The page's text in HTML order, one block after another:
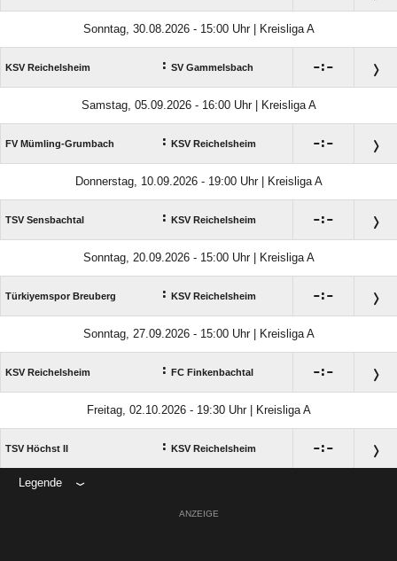
Sonntag, 30.08.2026 - 15:00 Uhr | Kreisliga A
KSV Reichelsheim : SV Gammelsbach :
Samstag, 05.09.2026 - 16:00 Uhr | Kreisliga A
FV Mümling-Grumbach : KSV Reichelsheim :
Donnerstag, 10.09.2026 - 19:00 Uhr | Kreisliga A
TSV Sensbachtal : KSV Reichelsheim :
Sonntag, 20.09.2026 - 15:00 Uhr | Kreisliga A
Türkiyemspor Breuberg : KSV Reichelsheim :
Sonntag, 27.09.2026 - 15:00 Uhr | Kreisliga A
KSV Reichelsheim : FC Finkenbachtal :
Freitag, 02.10.2026 - 19:30 Uhr | Kreisliga A
TSV Höchst II : KSV Reichelsheim :
Legende
ANZEIGE